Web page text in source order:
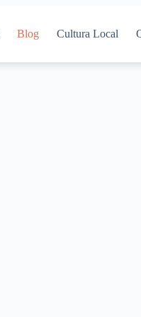
Blog Cultura Local